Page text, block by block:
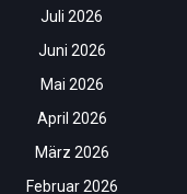
Juli 2026
Juni 2026
Mai 2026
April 2026
März 2026
Februar 2026